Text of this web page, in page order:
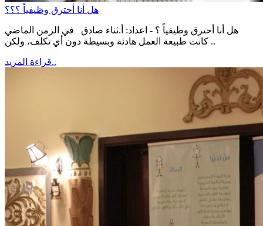
هل أنا أحترق وظيفياً ؟؟؟
هل أنا أحترق وظيفياً ؟ - اعداد: أ.ثناء صادق في الزمن الماضي
كانت طبيعة العمل هادئة وبسيطة دون أي تكلف، ولكن ..
قراءة المزيد..